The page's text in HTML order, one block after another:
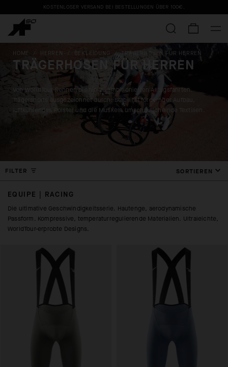
KOSTENLOSER VERSAND BEI BESTELLUNGEN ÜBER 100€ .
HOME HERREN BEKLEIDUNG / TRÄGERHOSEN FÜR HERREN
TRÄGERHOSEN FÜR HERREN
Von WorldTour-Rennen bis hin zu ambitionierten Alltagsfahrten.
Trägershorts ausgezeichnet durch: Stabilität fördernder Aufbau,
luftkühlendes Polster und die Muskeln umschmeichelnde Textilien.
FILTER SORTIEREN
EQUIPE | RACING
Die ultimative Geschwindigkeitsserie. Hautenge, aerodynamische
Passform. Kompressive, temperaturregulierende Materialien. Ultraleichte,
WorldTour-erprobte Designs.